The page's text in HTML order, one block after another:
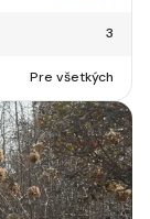
3
Pre všetkých